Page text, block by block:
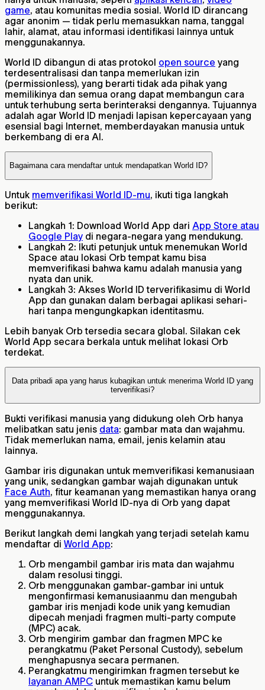
game, atau komunitas media sosial. World ID dirancang
agar anonim — tidak perlu memasukkan nama, tanggal
lahir, alamat, atau informasi identifikasi lainnya untuk
menggunakannya.
World ID dibangun di atas protokol open source yang
terdesentralisasi dan tanpa memerlukan izin
(permissionless), yang berarti tidak ada pihak yang
memilikinya dan semua orang dapat membangun cara
untuk terhubung serta berinteraksi dengannya. Tujuannya
adalah agar World ID menjadi lapisan kepercayaan yang
esensial bagi Internet, memberdayakan manusia untuk
berkembang di era AI.
Bagaimana cara mendaftar untuk mendapatkan World ID?
Untuk memverifikasi World ID-mu, ikuti tiga langkah
berikut:
Langkah 1: Download World App dari App Store atau
Google Play di negara-negara yang mendukung.
Langkah 2: Ikuti petunjuk untuk menemukan World
Space atau lokasi Orb tempat kamu bisa
memverifikasi bahwa kamu adalah manusia yang
nyata dan unik.
Langkah 3: Akses World ID terverifikasimu di World
App dan gunakan dalam berbagai aplikasi sehari-
hari tanpa mengungkapkan identitasmu.
Lebih banyak Orb tersedia secara global. Silakan cek
World App secara berkala untuk melihat lokasi Orb
terdekat.
Data pribadi apa yang harus kubagikan untuk menerima World ID yang
terverifikasi?
Bukti verifikasi manusia yang didukung oleh Orb hanya
melibatkan satu jenis data: gambar mata dan wajahmu.
Tidak memerlukan nama, email, jenis kelamin atau
lainnya.
Gambar iris digunakan untuk memverifikasi kemanusiaan
yang unik, sedangkan gambar wajah digunakan untuk
Face Auth, fitur keamanan yang memastikan hanya orang
yang memverifikasi World ID-nya di Orb yang dapat
menggunakannya.
Berikut langkah demi langkah yang terjadi setelah kamu
mendaftar di World App:
Orb mengambil gambar iris mata dan wajahmu
dalam resolusi tinggi.
Orb menggunakan gambar-gambar ini untuk
mengonfirmasi kemanusiaanmu dan mengubah
gambar iris menjadi kode unik yang kemudian
dipecah menjadi fragmen multi-party compute
(MPC) acak.
Orb mengirim gambar dan fragmen MPC ke
perangkatmu (Paket Personal Custody), sebelum
menghapusnya secara permanen.
Perangkatmu mengirimkan fragmen tersebut ke
layanan AMPC untuk memastikan kamu belum